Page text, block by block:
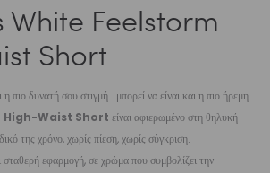
White Feelstorm
Short
πιο δυνατή σου στιγμή… μπορεί να είναι και η πιο ήρεμη.
Waist Short είναι αφιερωμένο στη θηλυκή
της χρόνο, χωρίς πίεση, χωρίς σύγκριση.
εφαρμογή, σε χρώμα που συμβολίζει την